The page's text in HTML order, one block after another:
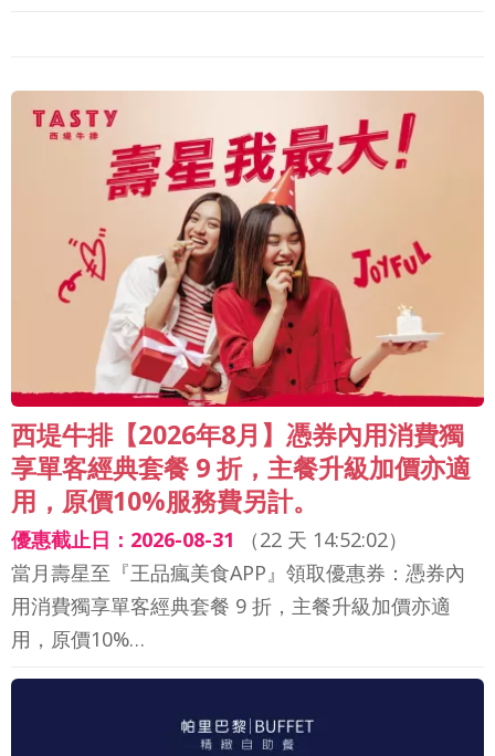
西堤牛排【2026年8月】憑券內用消費獨
享單客經典套餐 9 折，主餐升級加價亦適
用，原價10%服務費另計。
優惠截止日：2026-08-31 （22 天 14:52:00）
當月壽星至『王品瘋美食APP』領取優惠券：憑券內
用消費獨享單客經典套餐 9 折，主餐升級加價亦適
用，原價10%…